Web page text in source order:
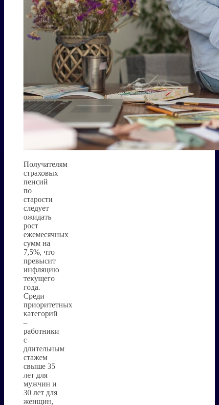
Получателям
страховых
пенсий
по
старости
следует
ожидать
рост
ежемесячных
сумм на
7,5%, что
превысит
инфляцию
текущего
года.
Среди
приоритетных
категорий
–
работники
с
длительным
стажем
свыше 35
лет для
мужчин и
30 лет для
женщин,